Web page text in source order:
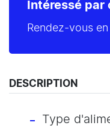
Intéressé par
Rendez-vous en
DESCRIPTION
Type